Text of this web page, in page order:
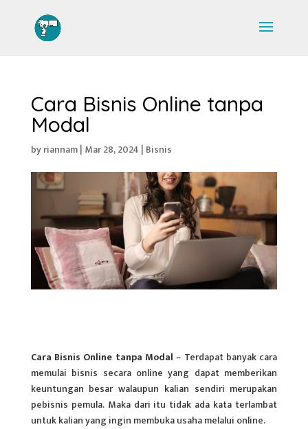
Cara Bisnis Online tanpa
Modal
byriannam| Mar 28, 2024 | Bisnis
Cara Bisnis Online tanpa Modal– Terdapat banyak cara
memulai bisnis secara online yang dapat memberikan
keuntungan besar walaupun kalian sendiri merupakan
pebisnis pemula. Maka dari itu tidak ada kata terlambat
untuk kalian yang ingin membuka usaha melalui online.